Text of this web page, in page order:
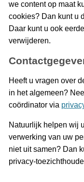
we content op maat
cookies? Dan kunt u
Daar kunt u ook
verwijderen.
Heeft u vragen over
in het algemeen?
coördinator via
Natuurlijk helpen wij
verwerking van uw
niet uit samen? Dan
privacy-